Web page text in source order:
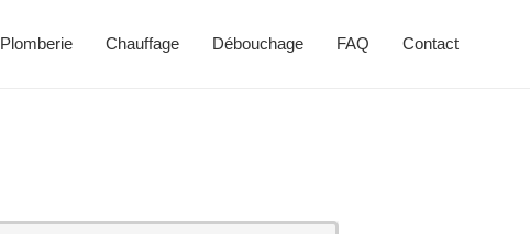
Plomberie Chauffage Débouchage FAQ Contact